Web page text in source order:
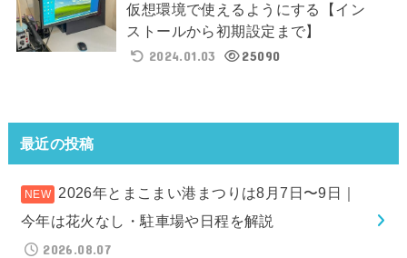
仮想環境で使えるようにする【イン
ストールから初期設定まで】
2024.01.03
25090
最近の投稿
2026年とまこまい港まつりは8月7日〜9日｜
今年は花火なし・駐車場や日程を解説
2026.08.07